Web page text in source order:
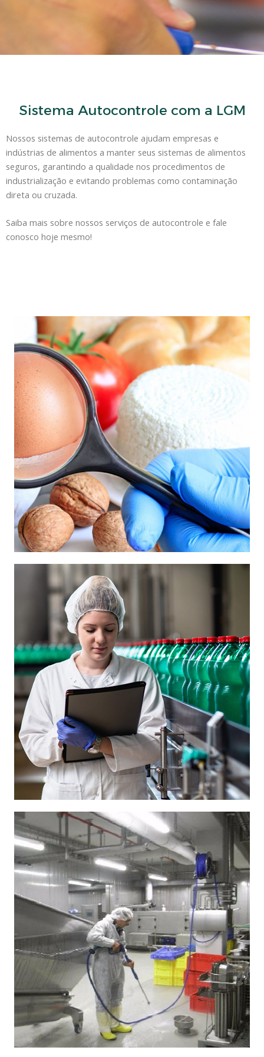
Sistema Autocontrole com a LGM
Nossos sistemas de autocontrole ajudam empresas e
indústrias de alimentos a manter seus sistemas de alimentos
seguros, garantindo a qualidade nos procedimentos de
industrialização e evitando problemas como contaminação
direta ou cruzada.
Saiba mais sobre nossos serviços de autocontrole e fale
conosco hoje mesmo!